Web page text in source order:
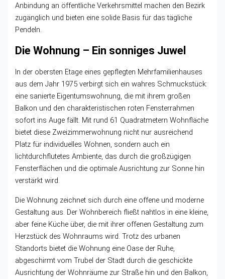
Anbindung an öffentliche Verkehrsmittel machen den Bezirk
zugänglich und bieten eine solide Basis für das tägliche
Pendeln.
Die Wohnung – Ein sonniges Juwel
In der obersten Etage eines gepflegten Mehrfamilienhauses
aus dem Jahr 1975 verbirgt sich ein wahres Schmuckstück:
eine sanierte Eigentumswohnung, die mit ihrem großen
Balkon und den charakteristischen roten Fensterrahmen
sofort ins Auge fällt. Mit rund 61 Quadratmetern Wohnfläche
bietet diese Zweizimmerwohnung nicht nur ausreichend
Platz für individuelles Wohnen, sondern auch ein
lichtdurchflutetes Ambiente, das durch die großzügigen
Fensterflächen und die optimale Ausrichtung zur Sonne hin
verstärkt wird.
Die Wohnung zeichnet sich durch eine offene und moderne
Gestaltung aus. Der Wohnbereich fließt nahtlos in eine kleine,
aber feine Küche über, die mit ihrer offenen Gestaltung zum
Herzstück des Wohnraums wird. Trotz des urbanen
Standorts bietet die Wohnung eine Oase der Ruhe,
abgeschirmt vom Trubel der Stadt durch die geschickte
Ausrichtung der Wohnräume zur Straße hin und den Balkon,